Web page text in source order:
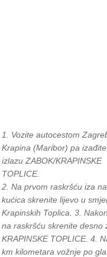
1. Vozite autocestom
Krapina (Maribor) pa
izlazu ZABOK/KRAPINSKE
TOPLICE.
2. Na prvom raskršću iza
kućica skrenite lijevo u
Krapinskih Toplica. 3.
na raskršću skrenite desno
KRAPINSKE TOPLICE. 4.
km kilometara vožnje po